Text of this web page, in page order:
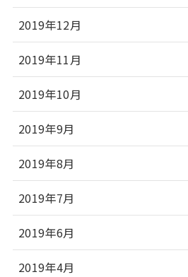
2019年12月
2019年11月
2019年10月
2019年9月
2019年8月
2019年7月
2019年6月
2019年4月